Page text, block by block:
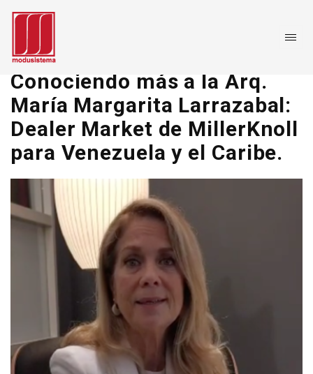
Conociendo más a la Arq.
María Margarita Larrazabal:
Dealer Market de MillerKnoll
para Venezuela y el Caribe.